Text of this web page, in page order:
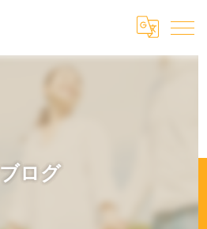
ブログ